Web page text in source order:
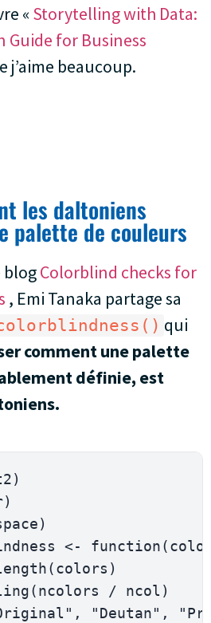
« Storytelling with Data:
Guide for Business
j’aime beaucoup.
les daltoniens
palette de couleurs
blogColorblind checks for
, Emi Tanaka partage sa
qui
comment une palette
définie, est
)
)
)
<- function(
(colors )
(ncolors / ncol )
, "Deutan" ,